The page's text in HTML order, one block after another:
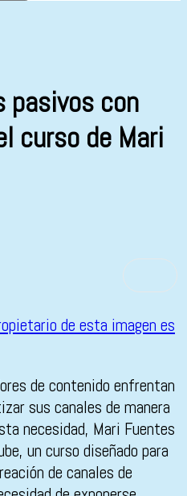
pasivos con
curso de Mari
de contenido enfrentan
sus canales de manera
necesidad, Mari Fuentes
un curso diseñado para
de canales de